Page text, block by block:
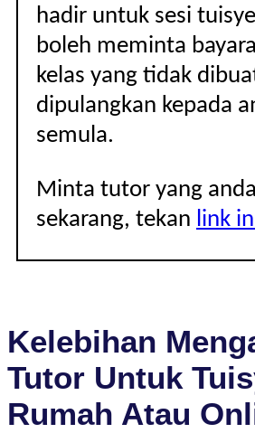
hadir untuk sesi
boleh meminta
kelas yang tidak
dipulangkan kepada
semula.
Minta tutor yang
sekarang, tekan link
Kelebihan
Tutor Untuk
Rumah Atau